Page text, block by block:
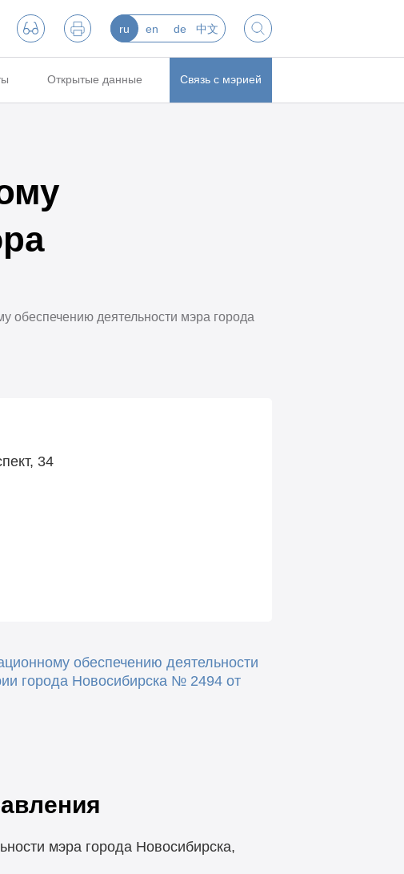
ru en de 中文
Открытые данные Связь с мэрией
обеспечению деятельности мэра города
34
обеспечению деятельности
города Новосибирска № 2494 от
мэра города Новосибирска,